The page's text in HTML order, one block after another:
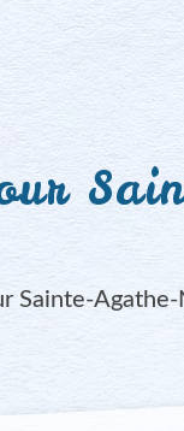
Sainte-Agathe-